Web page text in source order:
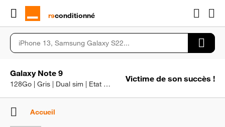
rɘconditionné
Galaxy Note 9
128Go | Gris | Dual sim | Etat correct
Victime de son succès !
Accueil